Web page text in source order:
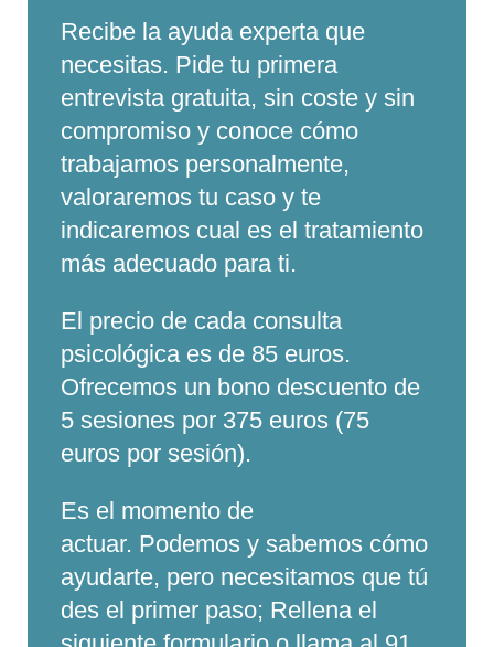
Recibe la ayuda experta que
necesitas. Pide tu primera
entrevista gratuita, sin coste y sin
compromiso y conoce cómo
trabajamos personalmente,
valoraremos tu caso y te
indicaremos cual es el tratamiento
más adecuado para ti.
El precio de cada consulta
psicológica es de 85 euros.
Ofrecemos un bono descuento de
5 sesiones por 375 euros (75
euros por sesión).
Es el momento de
actuar. Podemos y sabemos cómo
ayudarte, pero necesitamos que tú
des el primer paso; Rellena el